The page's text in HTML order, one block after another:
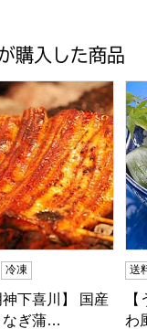
購入した商品
【サクワ】
神下喜川】 国産手
冷凍
神下喜川】 国産
なぎ蒲…
【
送
わ